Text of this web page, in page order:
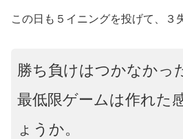
この日も５イニングを投げて、３
勝ち負けはつかなかっ
最低限ゲームは作れた
ょうか。